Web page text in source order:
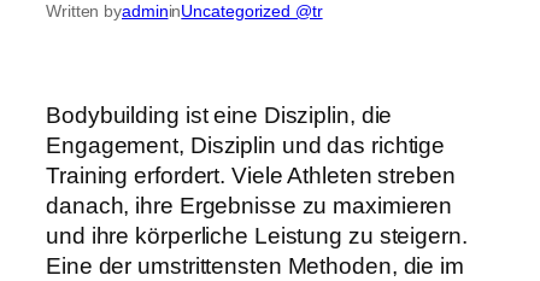
Written byadmininUncategorized @tr
Bodybuilding ist eine Disziplin, die
Engagement, Disziplin und das richtige
Training erfordert. Viele Athleten streben
danach, ihre Ergebnisse zu maximieren
und ihre körperliche Leistung zu steigern.
Eine der umstrittensten Methoden, die im